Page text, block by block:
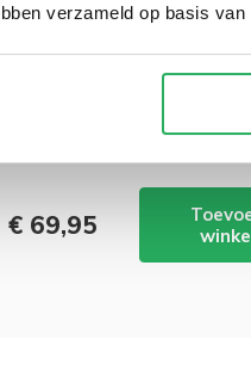
verzameld op basis
Dit wordt 'm!
Rokform Samsung
€ 69,95